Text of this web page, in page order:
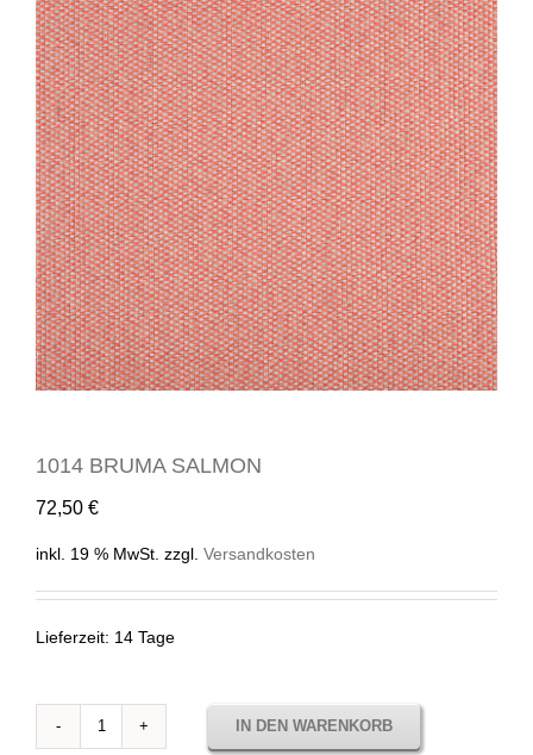
1014 BRUMA SALMON
72,50 €
inkl. 19 % MwSt. zzgl. Versandkosten
Lieferzeit: 14 Tage
1014
IN DEN WARENKORB